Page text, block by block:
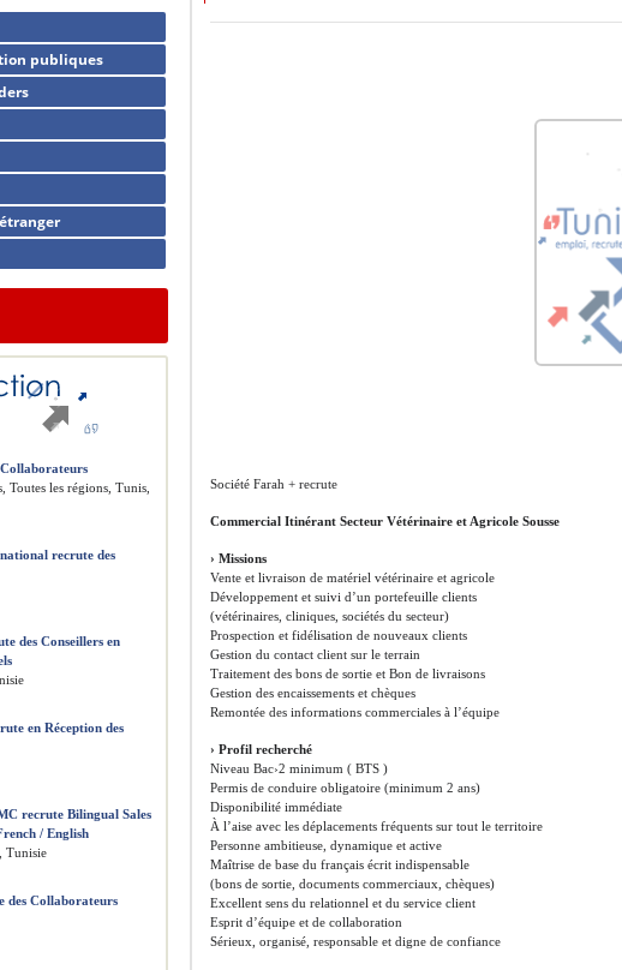
Société Farah + recrute
Commercial Itinérant Secteur Vétérinaire et Agricole Sousse
› Missions
Vente et livraison de matériel vétérinaire et agricole
Développement et suivi d’un portefeuille clients
(vétérinaires, cliniques, sociétés du secteur)
Prospection et fidélisation de nouveaux clients
Gestion du contact client sur le terrain
Traitement des bons de sortie et Bon de livraisons
Gestion des encaissements et chèques
Remontée des informations commerciales à l’équipe
› Profil recherché
Niveau Bac›2 minimum ( BTS )
Permis de conduire obligatoire (minimum 2 ans)
Disponibilité immédiate
À l’aise avec les déplacements fréquents sur tout le territoire
Personne ambitieuse, dynamique et active
Maîtrise de base du français écrit indispensable
(bons de sortie, documents commerciaux, chèques)
Excellent sens du relationnel et du service client
Esprit d’équipe et de collaboration
Sérieux, organisé, responsable et digne de confiance
publiques
Toutes les régions, Tunis,
recrute des
des Conseillers en
en Réception des
recrute Bilingual Sales
/ English
Tunisie
des Collaborateurs